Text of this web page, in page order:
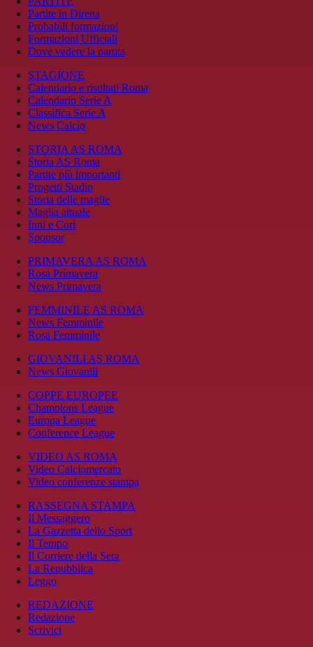
Partite in Diretta
Probabili formazioni
Formazioni Ufficiali
Dove vedere la partita
STAGIONE
Calendario e risultati Roma
Calendario Serie A
Classifica Serie A
News Calcio
STORIA AS ROMA
Storia AS Roma
Partite più importanti
Progetti Stadio
Storia delle maglie
Maglia attuale
Inni e Cori
Sponsor
PRIMAVERA AS ROMA
Rosa Primavera
News Primavera
FEMMINILE AS ROMA
News Femminile
Rosa Femminile
GIOVANILI AS ROMA
News Giovanili
COPPE EUROPEE
Champions League
Europa League
Conference League
VIDEO AS ROMA
Video Calciomercato
Video conferenze stampa
RASSEGNA STAMPA
Il Messaggero
La Gazzetta dello Sport
Il Tempo
Il Corriere della Sera
La Repubblica
Leggo
REDAZIONE
Redazione
Scrivici